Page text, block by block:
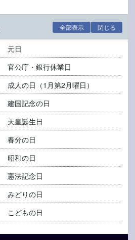
全部表示 閉じる
元日
官公庁・銀行休業日
成人の日 （1月第2月曜日）
建国記念の日
天皇誕生日
春分の日
昭和の日
憲法記念日
みどりの日
こどもの日